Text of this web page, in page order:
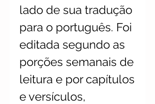
lado de sua tradução
para o português. Foi
editada segundo as
porções semanais de
leitura e por capítulos
e versículos,